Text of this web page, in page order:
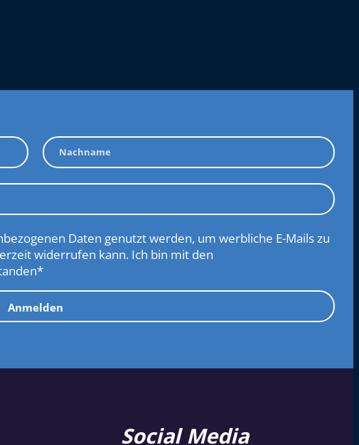
Daten genutzt werden, um werbliche E-Mails zu
widerrufen kann. Ich bin mit den
Anmelden
Social Media